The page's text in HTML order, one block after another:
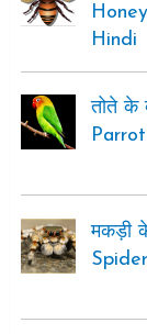
Hindi
तोते के
मकड़ी